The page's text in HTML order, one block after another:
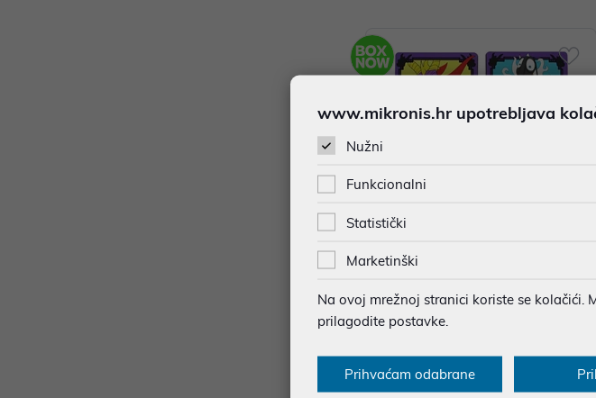
DRAGON SILICONE COASTERS (4PAC
K) NUMSKULL
12,90 €
www.mikronis.hr upotrebljava
Nužni
Funkcionalni
Statistički
Marketinški
Na ovoj mrežnoj stranici koriste se kolačići.
prilagodite postavke.
Prihvaćam odabrane